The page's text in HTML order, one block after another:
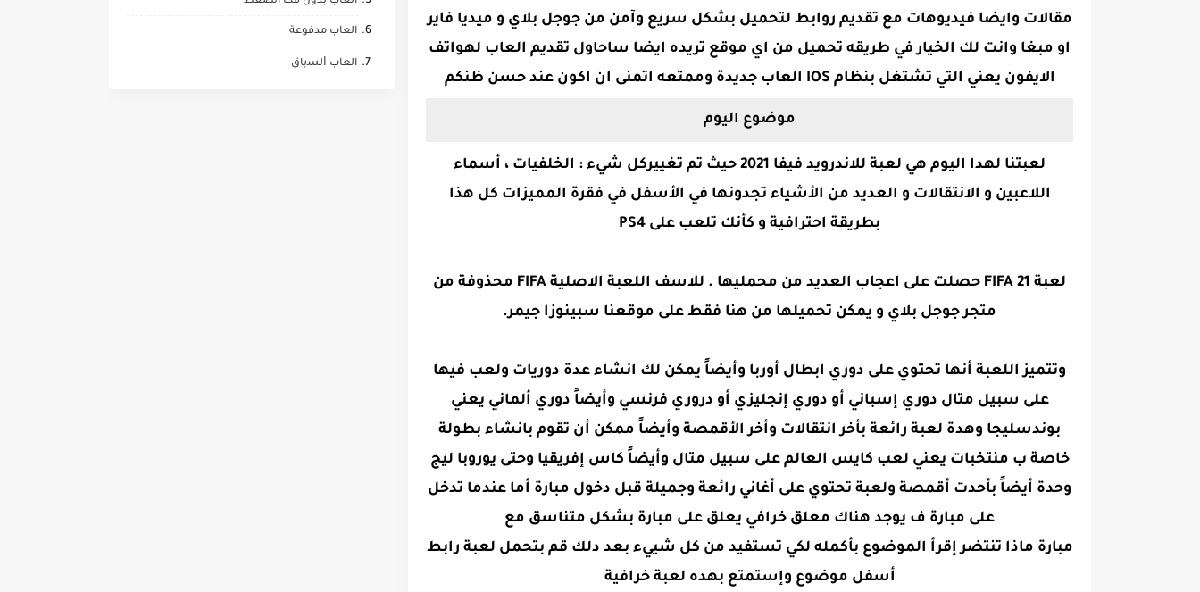
مقالات وايضا فيديوهات مع تقديم روابط لتحميل بشكل سريع وآمن من جوجل بلاي و ميديا فاير
او مبغا وانت لك الخيار في طريقه تحميل من اي موقع تريده ايضا ساحاول تقديم العاب لهواتف
الايفون يعني التي تشتغل بنظام IOS العاب جديدة وممتعه اتمنى ان اكون
عند حسن ظنكم
موضوع اليوم
لعبتنا لهدا اليوم هي لعبة للاندرويد فيفا 2021
حيث تم تغييركل شيء : الخلفيات ، أسماء
اللاعبين و الانتقالات و العديد من الأشياء تجدونها في الأسفل في فقرة المميزات كل هذا
بطريقة احترافية و كأنك تلعب على PS4
لعبة FIFA 21
حصلت على اعجاب العديد من محمليها . للاسف اللعبة الاصلية FIFA محذوفة من
متجر جوجل بلاي و يمكن تحميلها من هنا فقط على موقعنا سبينوزا جيمر.
وتتميز اللعبة أنها تحتوي على دوري ابطال أوربا وأيضاً يمكن لك انشاء عدة دوريات ولعب فيها
على سبيل متال دوري إسباني أو دوري إنجليزي أو دروري فرنسي وأيضاً دوري ألماني يعني
بوندسليجا وهدة لعبة رائعة بأخر انتقالات وأخر الأقمصة وأيضاً ممكن أن تقوم بانشاء بطولة
خاصة ب منتخبات يعني لعب كايس العالم على سبيل متال وأيضاً كاس إفريقيا وحتى يوروبا ليج
وحدة أيضاً بأحدت أقمصة ولعبة تحتوي على أغاني رائعة وجميلة قبل دخول مبارة أما عندما تدخل
على مبارة ف يوجد هناك معلق خرافي يعلق على مبارة بشكل متناسق مع
مبارة ماذا تنتضر إقرأ الموضوع بأكمله لكي تستفيد من كل شييء بعد دلك قم بتحمل لعبة رابط
أسفل موضوع وإستمتع بهده لعبة خرافية
العاب مدفوعة
العاب ﺍﻟﺴباق